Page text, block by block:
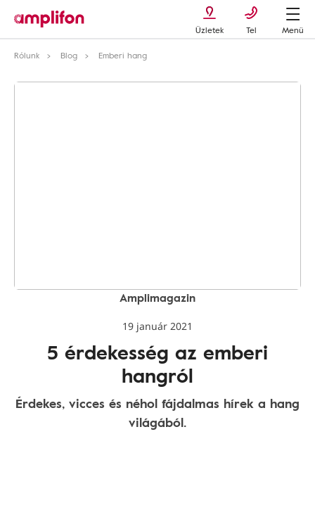
Üzletek Tel
Menü
Rólunk
Blog Emberi hang
Amplimagazin
19 január 2021
5 érdekesség az emberi
hangról
Érdekes, vicces és néhol fájdalmas hírek a hang
világából.